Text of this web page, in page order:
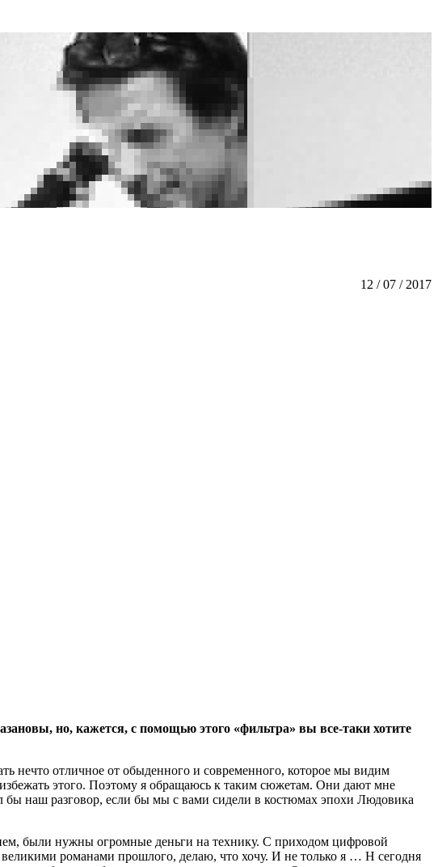
12 / 07 / 2017
но, кажется, с помощью этого «фильтра» вы все-таки хотите
нечто отличное от обыденного и современного, которое мы видим
этого. Поэтому я обращаюсь к таким сюжетам. Они дают мне
бы наш разговор, если бы мы с вами сидели в костюмах эпохи Людовика
были нужны огромные деньги на технику. С приходом цифровой
романами прошлого, делаю, что хочу. И не только я … Н сегодня